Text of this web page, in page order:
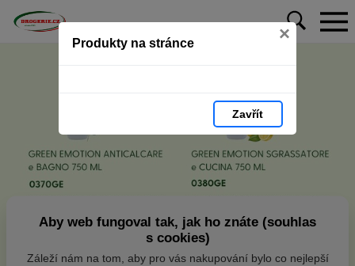
Produkty na stránce ×
Zavřít
Aby web fungoval tak, jak ho znáte (souhlas
s cookies)
Záleží nám na tom, aby pro vás nakupování bylo co nejlepší